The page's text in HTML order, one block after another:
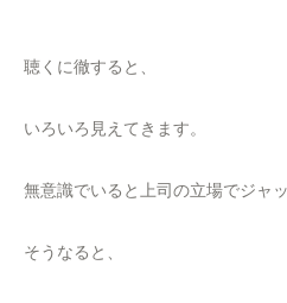
聴くに徹すると、
いろいろ見えてきます。
無意識でいると上司の立場でジャ
そうなると、